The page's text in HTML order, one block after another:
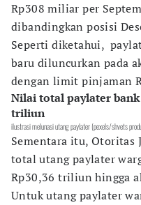
Rp308 miliar per
dibandingkan posisi
Seperti diketahui,
baru diluncurkan pada
dengan limit pinjaman
Nilai total paylater
triliun
ilustrasi melunasi utang paylater (pexels/shvets
Sementara itu, Otoritas
total utang paylater
Rp30,36 triliun hingga
Untuk utang paylater